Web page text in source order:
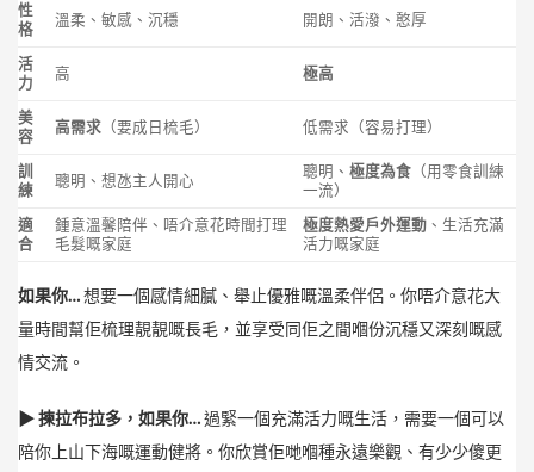
性
格
溫柔、敏感、沉穩 開朗、活潑、憨厚
活
力
高 極高
美
容
高需求 （要成日梳毛） 低需求（容易打理）
訓
練
聰明、想氹主人開心
聰明、極度為食 （用零食訓練
一流）
適
合
鍾意溫馨陪伴、唔介意花時間打理
毛髮嘅家庭
極度熱愛戶外運動 、生活充滿
活力嘅家庭
如果你…想要一個感情細膩、舉止優雅嘅溫柔伴侶。你唔介意花大
量時間幫佢梳理靚靚嘅長毛，並享受同佢之間嗰份沉穩又深刻嘅感
情交流。
▶︎ 揀拉布拉多，如果你…過緊一個充滿活力嘅生活，需要一個可以
陪你上山下海嘅運動健將。你欣賞佢哋嗰種永遠樂觀、有少少傻更